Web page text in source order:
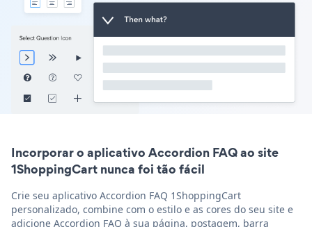
Incorporar o aplicativo Accordion FAQ ao site
1ShoppingCart nunca foi tão fácil
Crie seu aplicativo Accordion FAQ 1ShoppingCart
personalizado, combine com o estilo e as cores do seu site e
adicione Accordion FAQ à sua página, postagem, barra